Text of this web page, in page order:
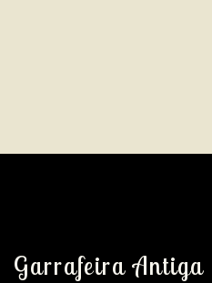
Garrafeira Antiga